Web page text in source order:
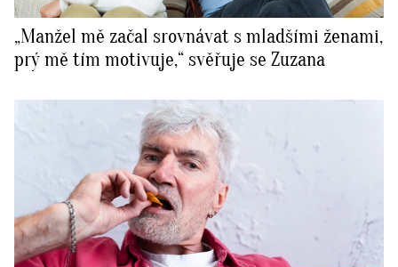
„Manžel mě začal srovnávat s mladšími ženami,
prý mě tím motivuje,“ svěřuje se Zuzana